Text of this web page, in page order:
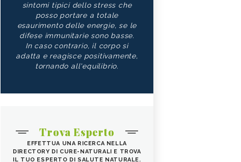
sintomi tipici dello stress che
posso portare a totale
esaurimento delle energie, se le
difese immunitarie sono basse.
In caso contrario, il corpo si
adatta e reagisce positivamente,
tornando all'equilibrio.
Trova Esperto
EFFETTUA UNA RICERCA NELLA
DIRECTORY DI CURE-NATURALI E TROVA
IL TUO ESPERTO DI SALUTE NATURALE.